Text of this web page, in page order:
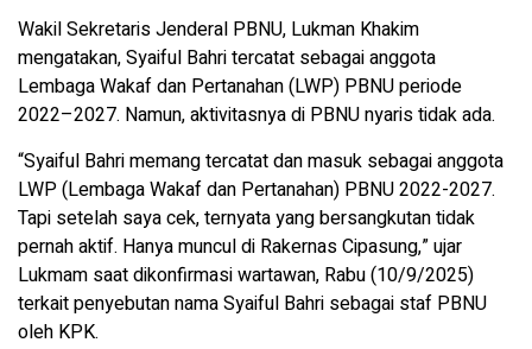
Wakil Sekretaris Jenderal PBNU, Lukman Khakim
mengatakan, Syaiful Bahri tercatat sebagai anggota
Lembaga Wakaf dan Pertanahan (LWP) PBNU periode
2022–2027. Namun, aktivitasnya di PBNU nyaris tidak ada.
“Syaiful Bahri memang tercatat dan masuk sebagai anggota
LWP (Lembaga Wakaf dan Pertanahan) PBNU 2022-2027.
Tapi setelah saya cek, ternyata yang bersangkutan tidak
pernah aktif. Hanya muncul di Rakernas Cipasung,” ujar
Lukmam saat dikonfirmasi wartawan, Rabu (10/9/2025)
terkait penyebutan nama Syaiful Bahri sebagai staf PBNU
oleh KPK.